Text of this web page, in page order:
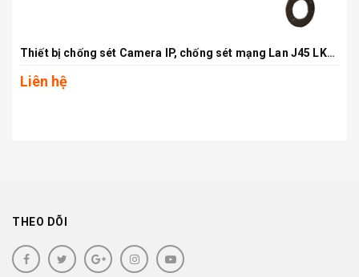
Thiết bị chống sét Camera IP, chống sét mạng Lan J45 LKD105F4H-E100
Liên hệ
THEO DÕI